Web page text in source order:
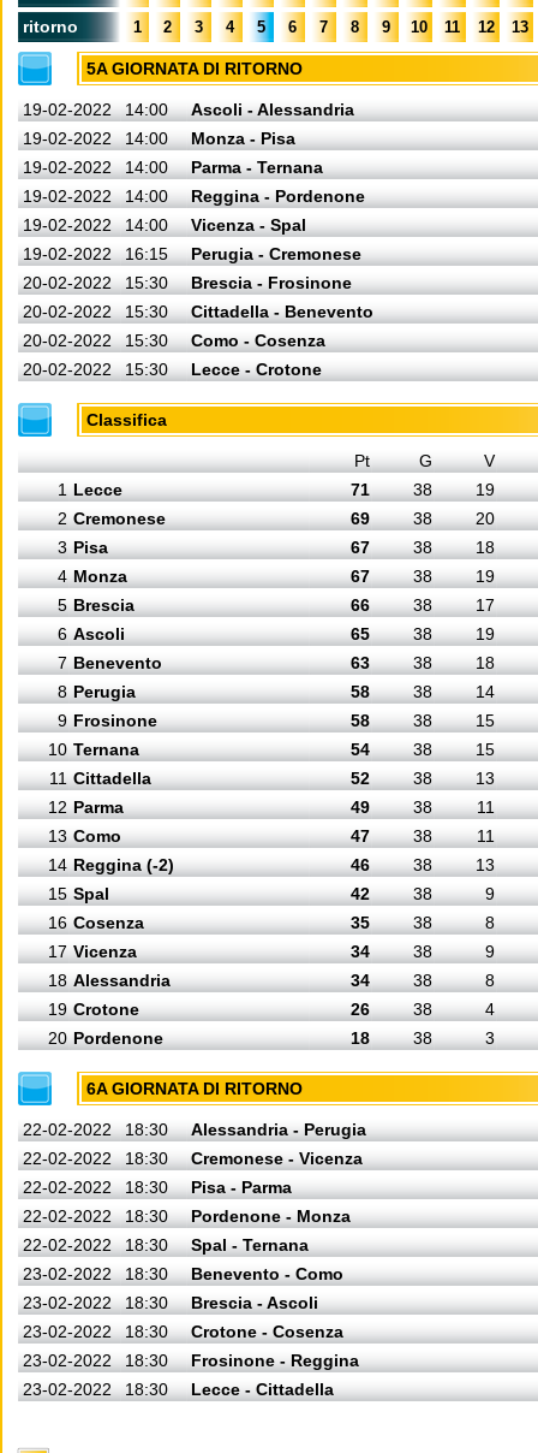
ritorno 1 2 3 4 5 6 7 8 9 10 11 12 13
5A GIORNATA DI RITORNO
19-02-2022 14:00
Ascoli - Alessandria
19-02-2022
14:00
Monza - Pisa
19-02-2022
14:00
Parma - Ternana
19-02-2022
14:00
Reggina - Pordenone
19-02-2022
14:00
Vicenza - Spal
19-02-2022
16:15
Perugia - Cremonese
20-02-2022
15:30
Brescia - Frosinone
20-02-2022
15:30
Cittadella - Benevento
20-02-2022
15:30
Como - Cosenza
20-02-2022
15:30 Lecce - Crotone
Classifica
Pt G
V
1 Lecce 71 38
19
2 Cremonese 69 38
20
3 Pisa 67 38
18
4 Monza 67 38
19
5 Brescia 66 38
17
6 Ascoli 65 38
19
7 Benevento 63 38
18
8 Perugia 58 38
14
9 Frosinone 58 38
15
10 Ternana 54 38
15
11 Cittadella 52 38
13
12 Parma 49 38
11
13 Como 47 38
11
14 Reggina (-2) 46 38
13
15 Spal 42 38
9
16 Cosenza 35 38
8
17 Vicenza 34 38
9
18 Alessandria 34 38
8
19 Crotone 26 38
4
20 Pordenone 18 38 3
6A GIORNATA DI RITORNO
22-02-2022 18:30
Alessandria - Perugia
22-02-2022
18:30
Cremonese - Vicenza
22-02-2022
18:30
Pisa - Parma
22-02-2022
18:30
Pordenone - Monza
22-02-2022
18:30
Spal - Ternana
23-02-2022
18:30
Benevento - Como
23-02-2022
18:30
Brescia - Ascoli
23-02-2022
18:30
Crotone - Cosenza
23-02-2022
18:30
Frosinone - Reggina
23-02-2022
18:30 Lecce - Cittadella